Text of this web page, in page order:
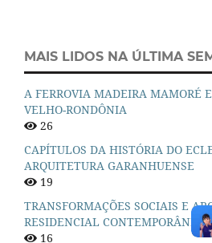
MAIS LIDOS NA ÚLTIMA
A FERROVIA MADEIRA MAMORÉ
VELHO-RONDÔNIA
26
CAPÍTULOS DA HISTÓRIA DO
ARQUITETURA GARANHUENSE
19
TRANSFORMAÇÕES SOCIAIS E
RESIDENCIAL CONTEMPORÂNEA
16